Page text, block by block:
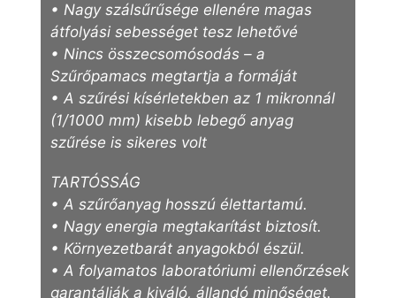
• Nagy szálsűrűsége ellenére magas
átfolyási sebességet tesz lehetővé
• Nincs összecsomósodás – a
Szűrőpamacs megtartja a formáját
• A szűrési kísérletekben az 1 mikronnál
(1/1000 mm) kisebb lebegő anyag
szűrése is sikeres volt
TARTÓSSÁG
• A szűrőanyag hosszú élettartamú.
• Nagy energia megtakarítást biztosít.
• Környezetbarát anyagokból észül.
• A folyamatos laboratóriumi ellenőrzések
garantálják a kiváló, állandó minőséget.